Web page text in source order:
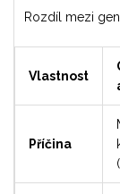
Rozdíl mezi
Vlastnost
Příčina